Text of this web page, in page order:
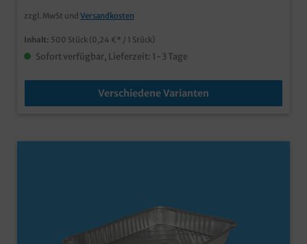
zzgl. MwSt und Versandkosten
Inhalt: 500 Stück (0,24 €* / 1 Stück)
Sofort verfügbar, Lieferzeit: 1-3 Tage
Verschiedene Varianten